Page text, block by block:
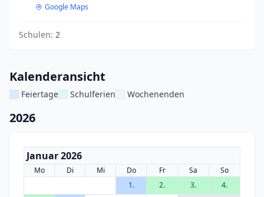
Google Maps
Schulen: 2
Kalenderansicht
Feiertage Schulferien Wochenenden
2026
Januar 2026
Mo Di Mi Do Fr Sa
So
1.
2. 3.
4.